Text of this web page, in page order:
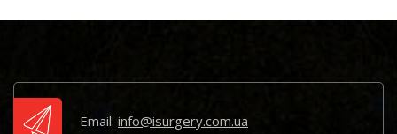
Email: info@isurgery.com.ua